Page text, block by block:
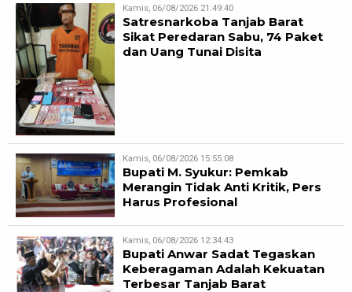
Kamis, 06/08/2026 21:49:40
Satresnarkoba Tanjab Barat
Sikat Peredaran Sabu, 74 Paket
dan Uang Tunai Disita
Kamis, 06/08/2026 15:55:08
Bupati M. Syukur: Pemkab
Merangin Tidak Anti Kritik, Pers
Harus Profesional
Kamis, 06/08/2026 12:34:43
Bupati Anwar Sadat Tegaskan
Keberagaman Adalah Kekuatan
Terbesar Tanjab Barat